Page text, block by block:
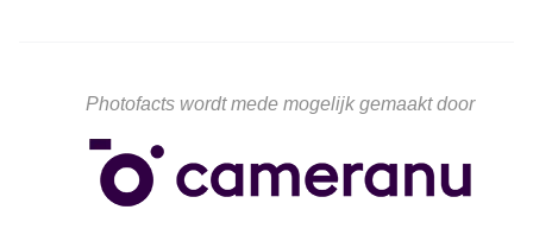
Photofacts wordt mede mogelijk gemaakt door